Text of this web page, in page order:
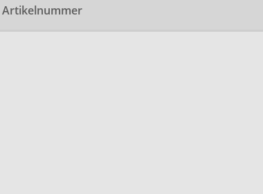
Artikelnummer